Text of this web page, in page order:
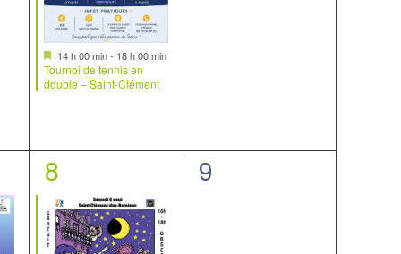
Mis
en
avant
14 h 00 min- 18 h 00 min
Tournoi de tennis en
double – Saint-Clément
1
évènement,
8
0
9